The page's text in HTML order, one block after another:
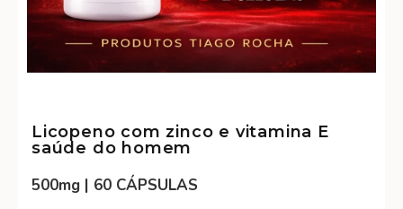
Licopeno com zinco e vitamina E
saúde do homem
500mg | 60 CÁPSULAS